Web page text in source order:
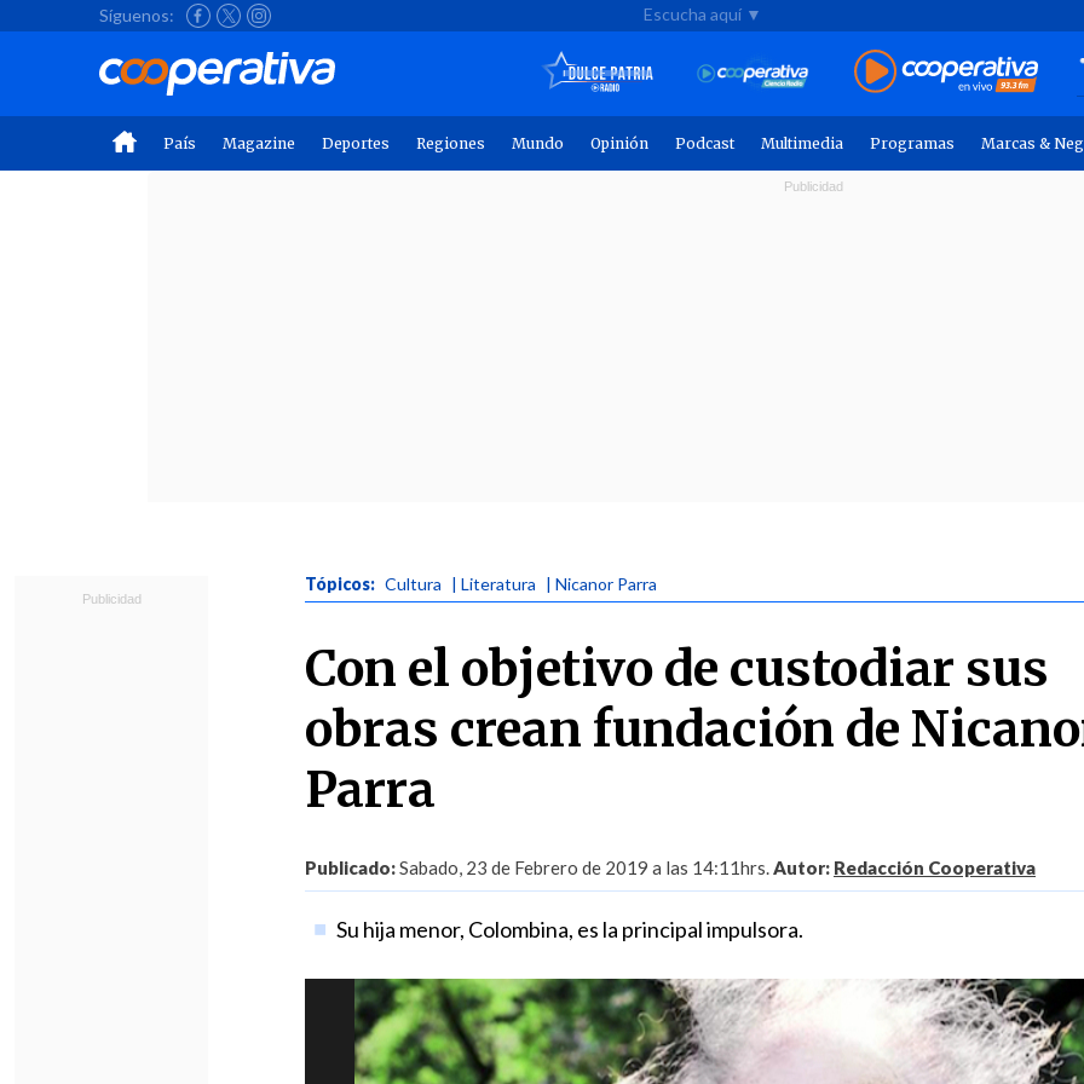
Síguenos: Escucha aquí ▼
País Magazine Deportes Regiones Mundo Opinión Podcast Multimedia Programas Marcas &
Tópicos: Cultura | Literatura | Nicanor Parra
Con el objetivo de custodiar sus
obras crean fundación de
Parra
Publicado:Sabado, 23 de Febrero de 2019 a las 14:11hrs.Autor: Redacción Cooperativa
Su hija menor, Colombina, es la principal impulsora.